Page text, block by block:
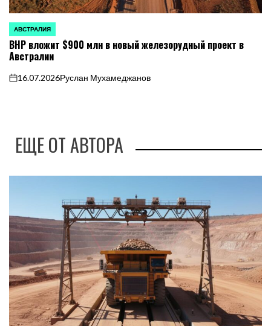
ОПУБЛИКОВАНО
В
АВСТРАЛИЯ
BHP вложит $900 млн в новый железорудный проект в
Австралии
on
16.07.2026Руслан Мухамеджанов
ЕЩЕ ОТ АВТОРА